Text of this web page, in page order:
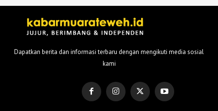
Dapatkan berita dan informasi terbaru dengan mengikuti media sosial
kami